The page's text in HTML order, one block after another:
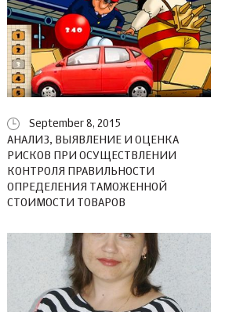
September 8, 2015
АНАЛИЗ, ВЫЯВЛЕНИЕ И ОЦЕНКА
РИСКОВ ПРИ ОСУЩЕСТВЛЕНИИ
КОНТРОЛЯ ПРАВИЛЬНОСТИ
ОПРЕДЕЛЕНИЯ ТАМОЖЕННОЙ
СТОИМОСТИ ТОВАРОВ